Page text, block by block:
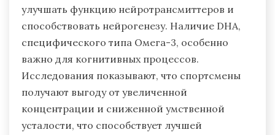
улучшать функцию нейротрансмиттеров и
способствовать нейрогенезу. Наличие DHA,
специфического типа Омега-3, особенно
важно для когнитивных процессов.
Исследования показывают, что спортсмены
получают выгоду от увеличенной
концентрации и сниженной умственной
усталости, что способствует лучшей